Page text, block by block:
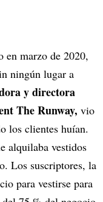
en marzo de 2020,
ningún lugar a
y directora
The Runway, vio
los clientes huían.
alquilaba vestidos
Los suscriptores, la
para vestirse para